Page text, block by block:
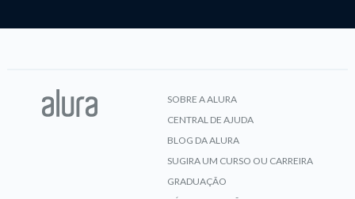
SOBRE A ALURA
CENTRAL DE AJUDA
BLOG DA ALURA
SUGIRA UM CURSO OU CARREIRA
GRADUAÇÃO